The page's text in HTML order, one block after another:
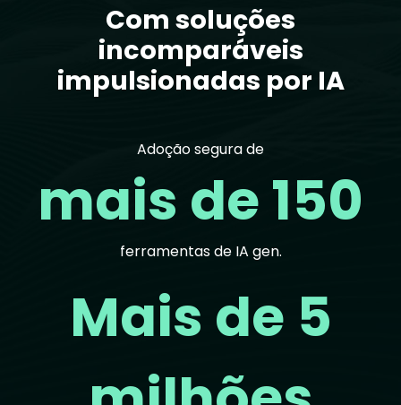
Com soluções
incomparáveis
impulsionadas por IA
Adoção segura de
mais de 150
ferramentas de IA gen.
Mais de 5